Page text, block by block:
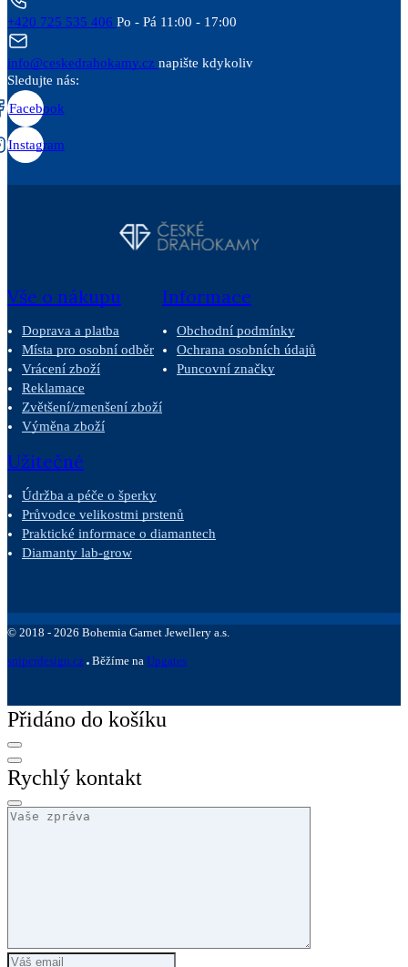
+420 725 535 406 Po - Pá 11:00 - 17:00
info@ceskedrahokamy.cz napište kdykoliv
Sledujte nás:
Facebook
Instagram
Vše o nákupu
Doprava a platba
Místa pro osobní odběr
Vrácení zboží
Reklamace
Zvětšení/zmenšení zboží
Výměna zboží
Informace
Obchodní podmínky
Ochrana osobních údajů
Puncovní značky
Užitečné
Údržba a péče o šperky
Průvodce velikostmi prstenů
Praktické informace o diamantech
Diamanty lab-grow
© 2018 - 2026 Bohemia Garnet Jewellery a.s.
sniperdesign.cz Běžíme na Upgates
Přidáno do košíku
Rychlý kontakt